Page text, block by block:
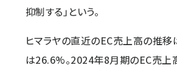
抑制する」という。
ヒマラヤの直近のEC売上高の推
は26.6%。2024年8月期のEC売